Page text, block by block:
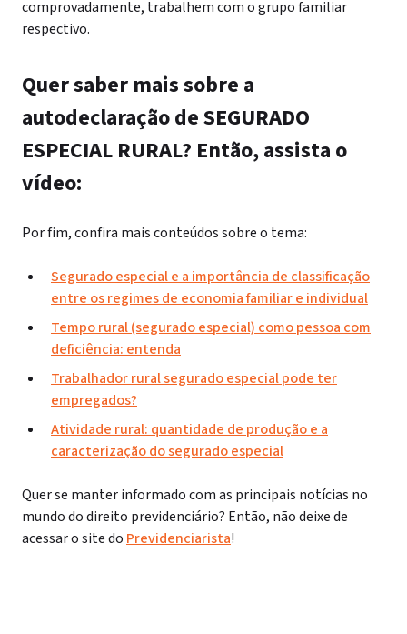
comprovadamente, trabalhem com o grupo familiar
respectivo.
Quer saber mais sobre a
autodeclaração de SEGURADO
ESPECIAL RURAL? Então, assista o
vídeo:
Por fim, confira mais conteúdos sobre o tema:
Segurado especial e a importância de classificação
entre os regimes de economia familiar e individual
Tempo rural (segurado especial) como pessoa com
deficiência: entenda
Trabalhador rural segurado especial pode ter
empregados?
Atividade rural: quantidade de produção e a
caracterização do segurado especial
Quer se manter informado com as principais notícias no
mundo do direito previdenciário? Então, não deixe de
acessar o site do Previdenciarista!